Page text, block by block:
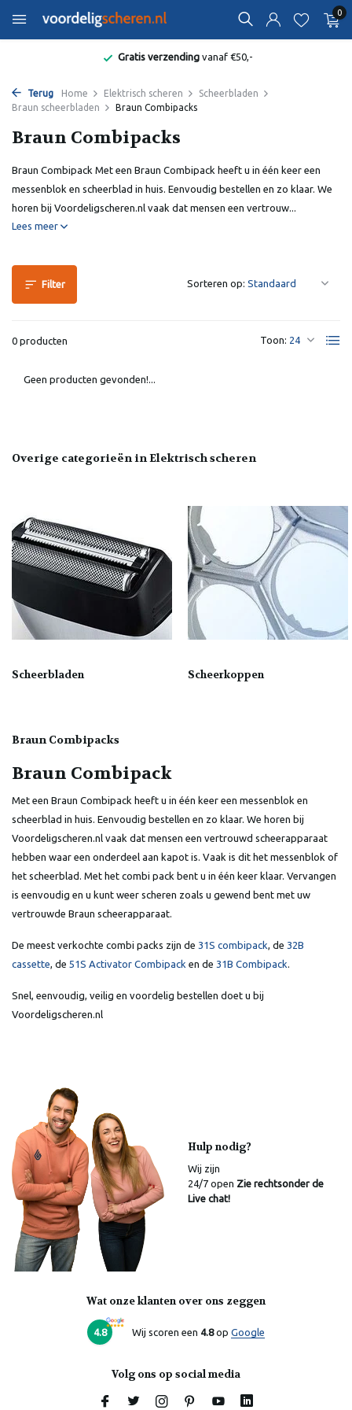
0
Gratis verzendingvanaf €50,-
Terug Home Elektrisch scheren
Scheerbladen
Braun scheerbladen
Braun Combipacks
Braun Combipacks
Braun Combipack Met een Braun Combipack heeft u in één keer een
messenblok en scheerblad in huis. Eenvoudig bestellen en zo klaar. We
horen bij Voordeligscheren.nl vaak dat mensen een vertrouw...
Lees meer
Filter
0 producten Toon:
Sorteren op:
Geen producten gevonden!...
Overige categorieën in Elektrisch scheren
Scheerbladen Scheerkoppen
Braun Combipacks
Braun Combipack
Met een Braun Combipack heeft u in één keer een messenblok en
scheerblad in huis. Eenvoudig bestellen en zo klaar. We horen bij
Voordeligscheren.nl vaak dat mensen een vertrouwd scheerapparaat
hebben waar een onderdeel aan kapot is. Vaak is dit het messenblok of
het scheerblad. Met het combi pack bent u in één keer klaar. Vervangen
is eenvoudig en u kunt weer scheren zoals u gewend bent met uw
vertrouwde Braun scheerapparaat.
De meest verkochte combi packs zijn de 31S combipack, de 32B
cassette, de 51S Activator Combipack en de 31B Combipack.
Snel, eenvoudig, veilig en voordelig bestellen doet u bij
Voordeligscheren.nl
Hulp nodig?
Wij zijn
24/7 open Zie rechtsonder de
Live chat!
Wat onze klanten over ons zeggen
4.8 Wij scoren een 4.8op Google
Volg ons op social media
Online